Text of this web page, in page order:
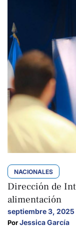
NACIONALES
Dirección de
alimentación
septiembre 3,
Por Jessica García